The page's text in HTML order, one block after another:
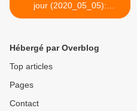
jour (2020_05_05):
Bevrijdingsdag
Hébergé par Overblog
Top articles
Pages
Contact